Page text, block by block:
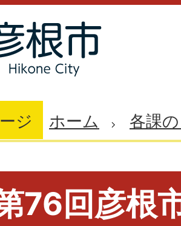
ジ ホーム 各課
第76回彦根